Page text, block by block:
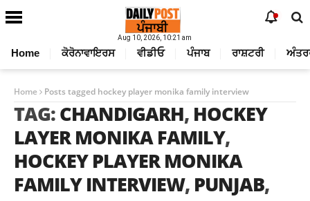
Aug 10, 2026, 10:21 am
Home ਕੋਰੋਨਾਵਾਇਰਸ ਵੀਡੀਓ ਪੰਜਾਬ ਰਾਸ਼ਟਰੀ
Home Posts tagged hockey player monika family interview
TAG:CHANDIGARH, HOCKEY
LAYER MONIKA FAMILY,
HOCKEY PLAYER MONIKA
FAMILY INTERVIEW, PUNJAB,